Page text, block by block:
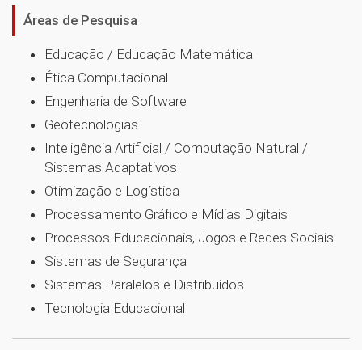
Áreas de Pesquisa
Educação / Educação Matemática
Ética Computacional
Engenharia de Software
Geotecnologias
Inteligência Artificial / Computação Natural /
Sistemas Adaptativos
Otimização e Logística
Processamento Gráfico e Mídias Digitais
Processos Educacionais, Jogos e Redes Sociais
Sistemas de Segurança
Sistemas Paralelos e Distribuídos
Tecnologia Educacional